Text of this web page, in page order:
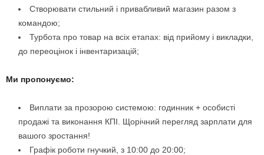
Створювати стильний і привабливий магазин разом з
командою;
Турбота про товар на всіх етапах: від прийому і викладки,
до переоцінок і інвентаризацій;
Ми пропонуємо:
Виплати за прозорою системою: годинник + особисті
продажі та виконання КПІ. Щорічний перегляд зарплати для
вашого зростання!
Графік роботи гнучкий, з 10:00 до 20:00;